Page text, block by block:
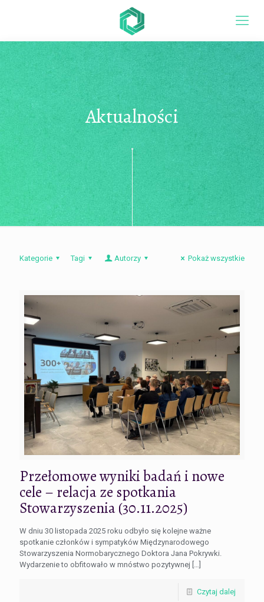
Aktualności
Kategorie Tagi Autorzy Pokaż wszystkie
Przełomowe wyniki badań i nowe
cele – relacja ze spotkania
Stowarzyszenia (30.11.2025)
W dniu 30 listopada 2025 roku odbyło się kolejne ważne
spotkanie członków i sympatyków Międzynarodowego
Stowarzyszenia Normobarycznego Doktora Jana Pokrywki.
Wydarzenie to obfitowało w mnóstwo pozytywnej
Czytaj dalej